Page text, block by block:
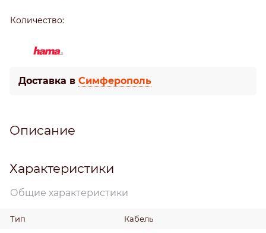
Количество:
Доставка в Симферополь
Описание
Характеристики
Общие характеристики
Тип Кабель